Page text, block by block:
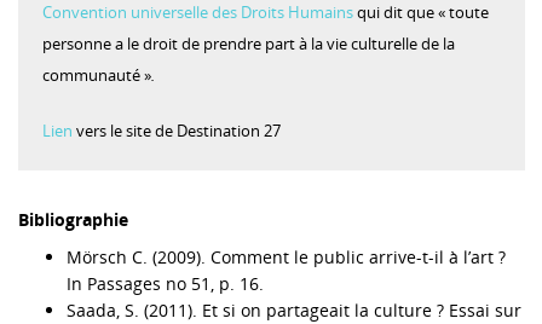
Convention universelle des Droits Humainsqui dit que « toute
personne a le droit de prendre part à la vie culturelle de la
communauté ».
Lien vers le site de Destination 27
Bibliographie
Mörsch C. (2009). Comment le public arrive-t-il à l’art ?
In Passages no 51, p. 16.
Saada, S. (2011). Et si on partageait la culture ? Essai sur